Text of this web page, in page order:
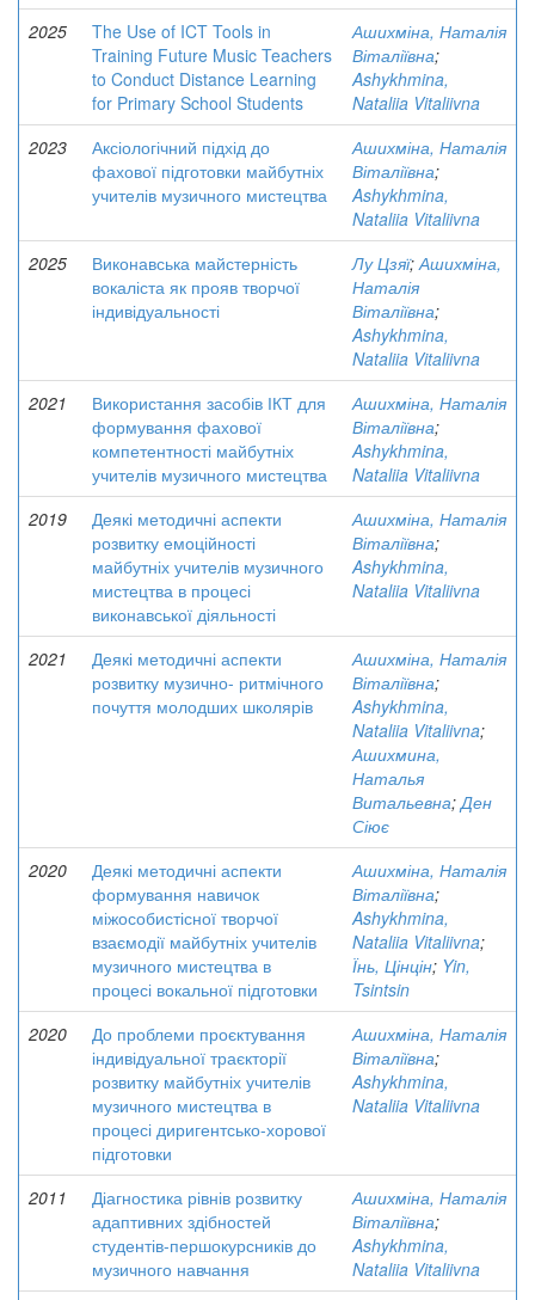
2025
The Use of ICT Tools in
Training Future Music Teachers
to Conduct Distance Learning
for Primary School Students
Ашихміна, Наталія
Віталіївна;
Ashykhmina,
Nataliia Vitaliivna
2023
Аксіологічний підхід до
фахової підготовки майбутніх
учителів музичного мистецтва
Ашихміна, Наталія
Віталіївна;
Ashykhmina,
Nataliia Vitaliivna
2025
Виконавська майстерність
вокаліста як прояв творчої
індивідуальності
Лу Цзяї;Ашихміна,
Наталія
Віталіївна;
Ashykhmina,
Nataliia Vitaliivna
2021
Використання засобів ІКТ для
формування фахової
компетентності майбутніх
учителів музичного мистецтва
Ашихміна, Наталія
Віталіївна;
Ashykhmina,
Nataliia Vitaliivna
2019
Деякі методичні аспекти
розвитку емоційності
майбутніх учителів музичного
мистецтва в процесі
виконавської діяльності
Ашихміна, Наталія
Віталіївна;
Ashykhmina,
Nataliia Vitaliivna
2021
Деякі методичні аспекти
розвитку музично- ритмічного
почуття молодших школярів
Ашихміна, Наталія
Віталіївна;
Ashykhmina,
Nataliia Vitaliivna;
Ашихмина,
Наталья
Витальевна;Ден
Сіює
2020
Деякі методичні аспекти
формування навичок
міжособистісної творчої
взаємодії майбутніх учителів
музичного мистецтва в
процесі вокальної підготовки
Ашихміна, Наталія
Віталіївна;
Ashykhmina,
Nataliia Vitaliivna;
Їнь, Цінцін; Yin,
Tsintsin
2020
До проблеми проєктування
індивідуальної траєкторії
розвитку майбутніх учителів
музичного мистецтва в
процесі диригентсько-хорової
підготовки
Ашихміна, Наталія
Віталіївна;
Ashykhmina,
Nataliia Vitaliivna
2011
Діагностика рівнів розвитку
адаптивних здібностей
студентів-першокурсників до
музичного навчання
Ашихміна, Наталія
Віталіївна;
Ashykhmina,
Nataliia Vitaliivna